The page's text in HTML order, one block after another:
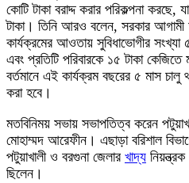
কোটি টাকা বরাদ্দ করার পরিকল্পনা
টাকা। তিনি আরও বলেন, সরকার আগামী
কার্যক্রমের আওতায় সুবিধাভোগীর
এবং প্রতিটি পরিবারকে ১৫ টাকা
বর্তমানে এই কার্যক্রম বছরের ৫ মাস
করা হবে।
মতবিনিময় সভায় সভাপতিত্ব করেন
মোহাম্মদ আরেফীন। এছাড়া বরিশাল
পটুয়াখালী ও বরগুনা জেলার খাদ্য
ছিলেন।